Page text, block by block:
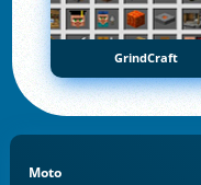
GrindCraft
Moto